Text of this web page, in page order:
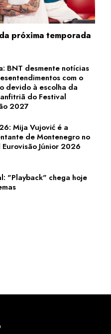
próxima temporada
BNT desmente notícias
com o
devido à escolha da
do Festival
2027
Mija Vujović é a
de Montenegro no
Eurovisão Júnior 2026
"Playback" chega hoje